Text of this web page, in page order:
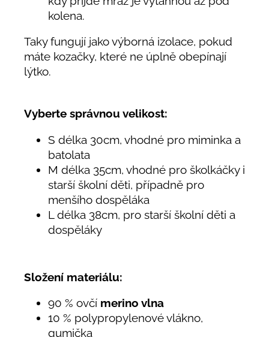
kolena.
Taky fungují jako výborná izolace, pokud
máte kozačky, které ne úplně obepínají
lýtko.
Vyberte správnou velikost:
S délka 30cm, vhodné pro miminka a
batolata
M délka 35cm, vhodné pro školkáčky i
starší školní děti, případně pro
menšího dospěláka
L délka 38cm, pro starší školní děti a
dospěláky
Složení materiálu:
90 % ovčí merino vlna
10 % polypropylenové vlákno,
gumička